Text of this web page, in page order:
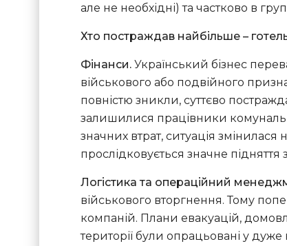
але не необхідні) та частково в
Хто постраждав найбільше –
Фінанси. Український бізнес
військового або подвійного
повністю зникли, суттєво
залишилися працівники
значних втрат, ситуація змінилася
прослідковується значне підняття
Логістика та операційний
військового вторгнення. Тому
компаній. Плани евакуацій,
території були опрацьовані у дуже